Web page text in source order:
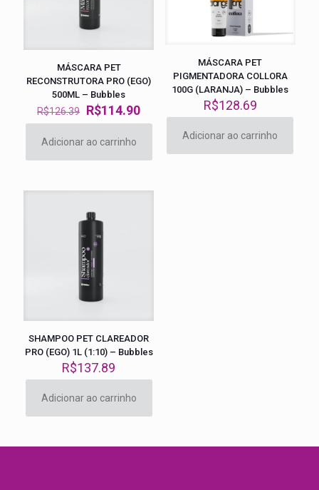
MÁSCARA PET
RECONSTRUTORA PRO (EGO)
500ML – Bubbles
R$126.39 O
preço
original
era:
R$126.39.
R$114.90O
preço
R$114.90.
Adicionar ao carrinho
MÁSCARA PET
PIGMENTADORA COLLORA
100G (LARANJA) – Bubbles
R$128.69
Adicionar ao carrinho
SHAMPOO PET CLAREADOR
PRO (EGO) 1L (1:10) – Bubbles
R$137.89
Adicionar ao carrinho